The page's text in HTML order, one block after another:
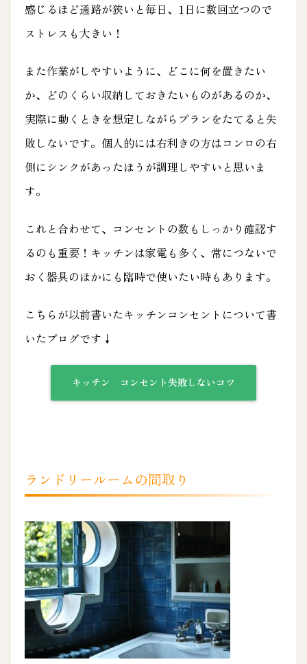
感じるほど通路が狭いと毎日、1日に数回立つので
ストレスも大きい！
また作業がしやすいように、どこに何を置きたい
か、どのくらい収納しておきたいものがあるのか、
実際に動くときを想定しながらプランをたてると失
敗しないです。個人的には右利きの方はコンロの右
側にシンクがあったほうが調理しやすいと思いま
す。
これと合わせて、コンセントの数もしっかり確認す
るのも重要！キッチンは家電も多く、常につないで
おく器具のほかにも臨時で使いたい時もあります。
こちらが以前書いたキッチンコンセントについて書
いたブログです↓
キッチン コンセント失敗しないコツ
ランドリールームの間取り